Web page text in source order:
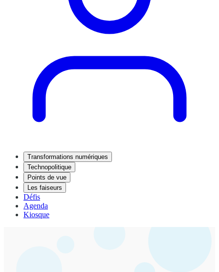
Transformations numériques
Technopolitique
Points de vue
Les faiseurs
Défis
Agenda
Kiosque